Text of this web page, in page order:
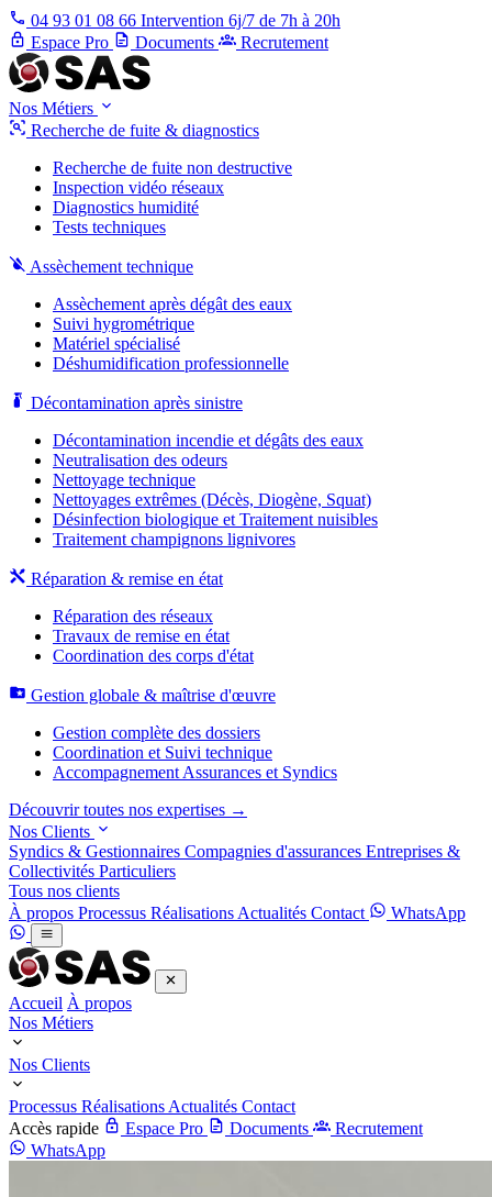
04 93 01 08 66 Intervention 6j/7 de 7h à 20h
Espace Pro
Documents Recrutement
Nos Métiers
Recherche de fuite & diagnostics
Recherche de fuite non destructive
Inspection vidéo réseaux
Diagnostics humidité
Tests techniques
Assèchement technique
Assèchement après dégât des eaux
Suivi hygrométrique
Matériel spécialisé
Déshumidification professionnelle
Décontamination après sinistre
Décontamination incendie et dégâts des eaux
Neutralisation des odeurs
Nettoyage technique
Nettoyages extrêmes (Décès, Diogène, Squat)
Désinfection biologique et Traitement nuisibles
Traitement champignons lignivores
Réparation & remise en état
Réparation des réseaux
Travaux de remise en état
Coordination des corps d'état
Gestion globale & maîtrise d'œuvre
Gestion complète des dossiers
Coordination et Suivi technique
Accompagnement Assurances et Syndics
Découvrir toutes nos expertises →
Nos Clients
Syndics & Gestionnaires Compagnies d'assurances Entreprises &
Collectivités Particuliers
Tous nos clients
À propos Processus Réalisations Actualités Contact WhatsApp
Accueil À propos
Nos Métiers
Nos Clients
Processus Réalisations Actualités Contact
Accès rapide
Espace Pro Documents
Recrutement
WhatsApp